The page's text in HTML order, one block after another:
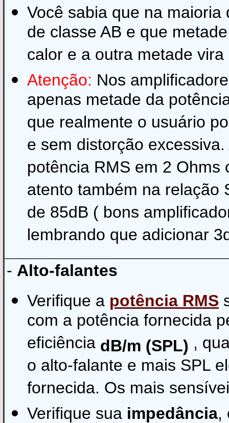
Você sabia que na
de classe AB e que
calor e a outra metade
Atenção: Nos
apenas metade da
que realmente o usuário
e sem distorção
potência RMS em 2
atento também na relação
de 85dB ( bons
lembrando que adicionar
- Alto-falantes
Verifique a potência RMS
com a potência fornecida
eficiência dB/m (SPL) ,
o alto-falante e mais SPL
fornecida. Os mais
Verifique sua impedância,